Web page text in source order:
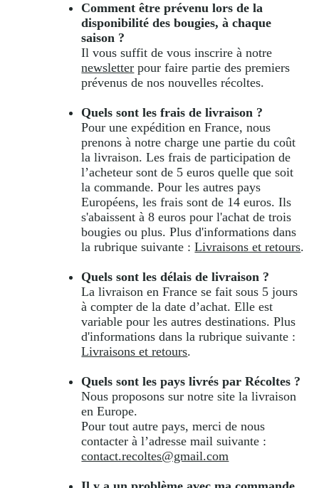
Comment être prévenu lors de la
disponibilité des bougies, à chaque
saison ?
Il vous suffit de vous inscrire à notre
newsletter pour faire partie des premiers
prévenus de nos nouvelles récoltes.
Quels sont les frais de livraison ?
Pour une expédition en France, nous
prenons à notre charge une partie du coût
la livraison. Les frais de participation de
l’acheteur sont de 5 euros quelle que soit
la commande. Pour les autres pays
Européens, les frais sont de 14 euros. Ils
s'abaissent à 8 euros pour l'achat de trois
bougies ou plus. Plus d'informations dans
la rubrique suivante :Livraisons et retours.
Quels sont les délais de livraison ?
La livraison en France se fait sous 5 jours
à compter de la date d’achat. Elle est
variable pour les autres destinations. Plus
d'informations dans la rubrique suivante :
Livraisons et retours.
Quels sont les pays livrés par Récoltes ?
Nous proposons sur notre site la livraison
en Europe.
Pour tout autre pays, merci de nous
contacter à l’adresse mail suivante :
contact.recoltes@gmail.com